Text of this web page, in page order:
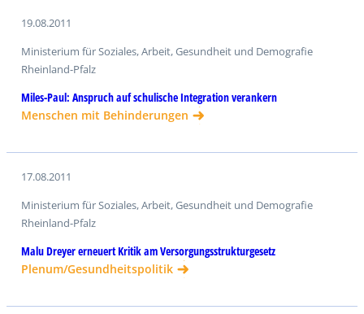
19.08.2011
Ministerium für Soziales, Arbeit, Gesundheit und Demografie
Rheinland-Pfalz
Miles-Paul: Anspruch auf schulische Integration verankern
Menschen mit Behinderungen
17.08.2011
Ministerium für Soziales, Arbeit, Gesundheit und Demografie
Rheinland-Pfalz
Malu Dreyer erneuert Kritik am Versorgungsstrukturgesetz
Plenum/Gesundheitspolitik